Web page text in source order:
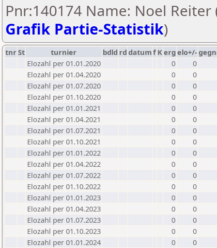
Pnr:140174 Name: Noel Reiter
Grafik Partie-Statistik)
tnrSt turnier bdld rd datumf Kerg elo+/-
Elozahl per 01.01.2020
0
0
Elozahl per 01.04.2020
0
0
Elozahl per 01.07.2020
0
0
Elozahl per 01.10.2020
0
0
Elozahl per 01.01.2021
0
0
Elozahl per 01.04.2021
0
0
Elozahl per 01.07.2021
0
0
Elozahl per 01.10.2021
0
0
Elozahl per 01.01.2022
0
0
Elozahl per 01.04.2022
0
0
Elozahl per 01.07.2022
0
0
Elozahl per 01.10.2022
0
0
Elozahl per 01.01.2023
0
0
Elozahl per 01.04.2023
0
0
Elozahl per 01.07.2023
0
0
Elozahl per 01.10.2023
0
0
Elozahl per 01.01.2024
0
0